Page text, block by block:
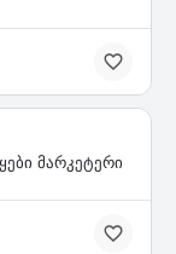
მარკეტერი